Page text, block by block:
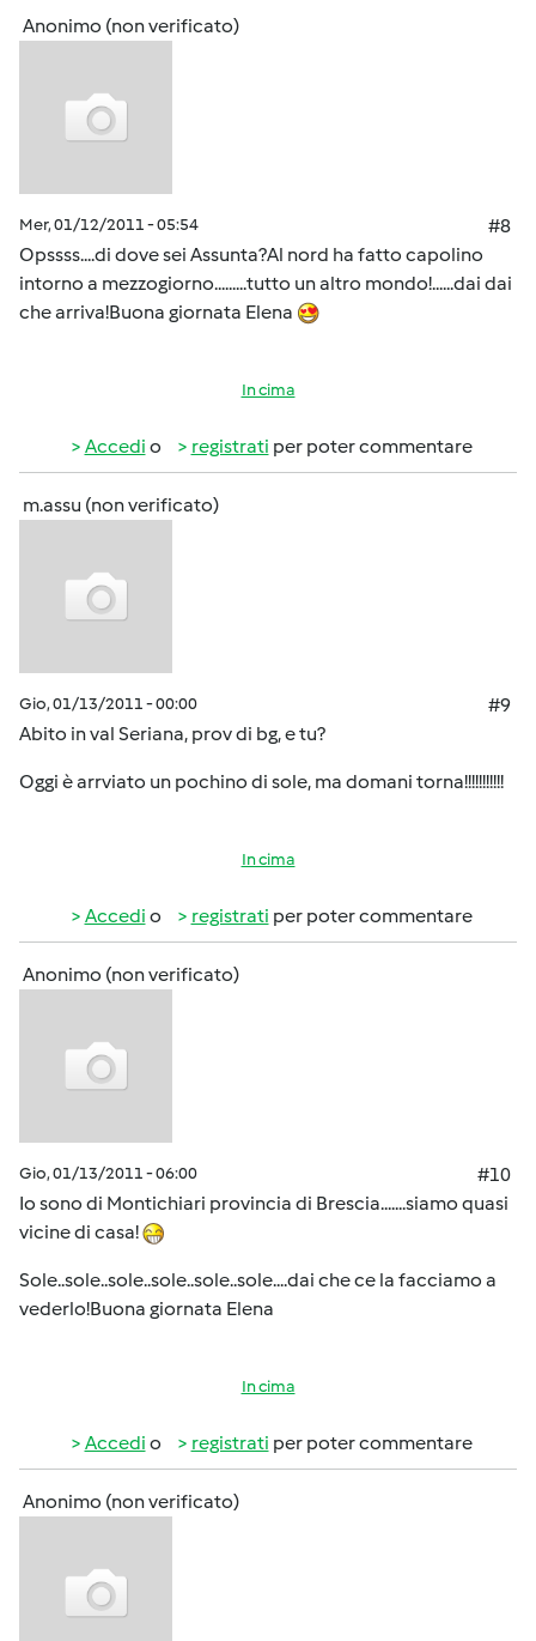
Anonimo (non verificato)
Mer, 01/12/2011 - 05:54
#8
Opssss....di dove sei Assunta?Al nord ha fatto capolino
intorno a mezzogiorno.........tutto un altro mondo!......dai dai
che arriva!Buona giornata Elena
In cima
Accedi o registrati per poter commentare
m.assu (non verificato)
Gio, 01/13/2011 - 00:00
#9
Abito in val Seriana, prov di bg, e tu?
Oggi è arrviato un pochino di sole, ma domani torna!!!!!!!!!!!
In cima
Accedi o registrati per poter commentare
Anonimo (non verificato)
Gio, 01/13/2011 - 06:00
#10
Io sono di Montichiari provincia di Brescia.......siamo quasi
vicine di casa!
Sole..sole..sole..sole..sole..sole....dai che ce la facciamo a
vederlo!Buona giornata Elena
In cima
Accedi o registrati per poter commentare
Anonimo (non verificato)